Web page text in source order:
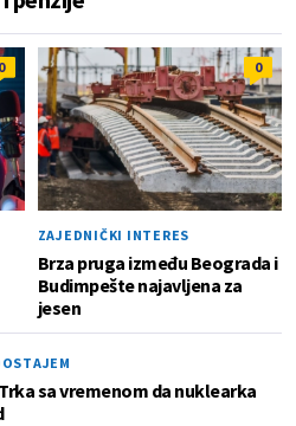
0 0
ZAJEDNIČKI INTERES
Brza pruga između Beograda i
Budimpešte najavljena za
jesen
sa vremenom da nuklearka